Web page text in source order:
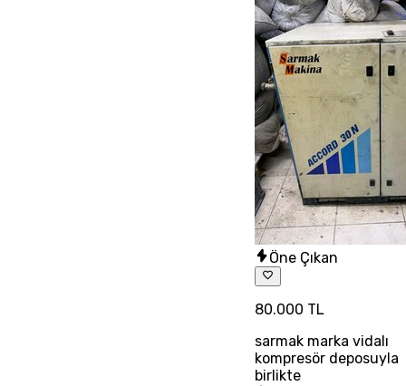
Öne Çıkan
80.000 TL
sarmak marka vidalı
kompresör deposuyla
birlikte